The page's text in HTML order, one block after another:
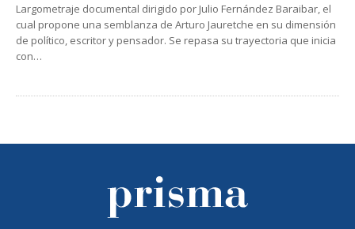
Largometraje documental dirigido por Julio Fernández Baraibar, el
cual propone una semblanza de Arturo Jauretche en su dimensión
de político, escritor y pensador. Se repasa su trayectoria que inicia
con…